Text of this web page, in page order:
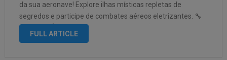
da sua aeronave! Explore ilhas místicas repletas de
segredos e participe de combates aéreos eletrizantes. 🔧
Dê corda! É hora de consertar o mundo! 💥 Novo Modo …
FULL ARTICLE